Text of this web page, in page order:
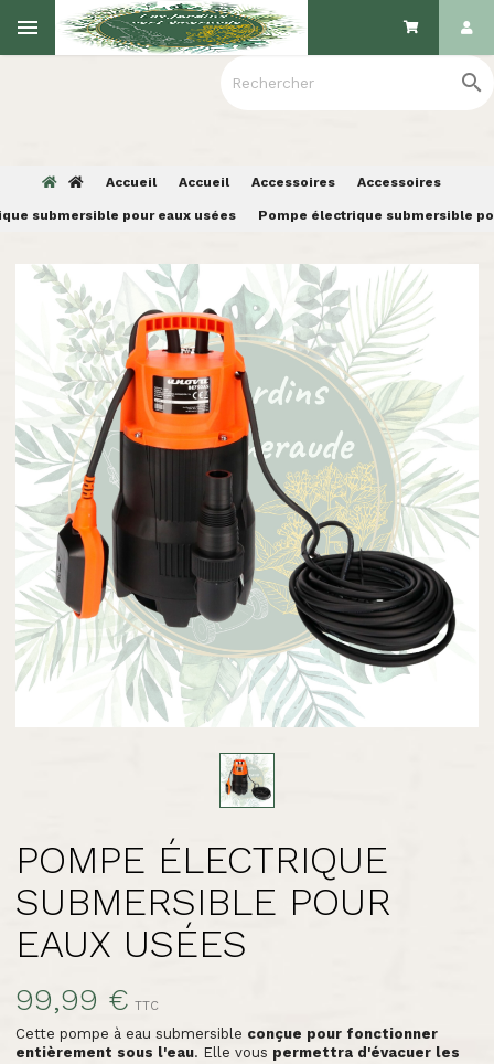

Accueil Accueil Accessoires Accessoires
submersible pour eaux usées Pompe électrique submersible
POMPE ÉLECTRIQUE
SUBMERSIBLE POUR
EAUX USÉES
99,99 € TTC
Cette pompe à eau submersible conçue pour fonctionner
entièrement sous l'eau. Elle vous permettra d'évacuer les